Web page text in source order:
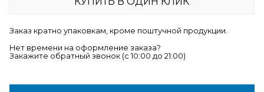
Заказ кратно упаковкам, кроме поштучной продукции.
Нет времени на оформление заказа?
Закажите обратный звонок (c 10:00 до 21:00)